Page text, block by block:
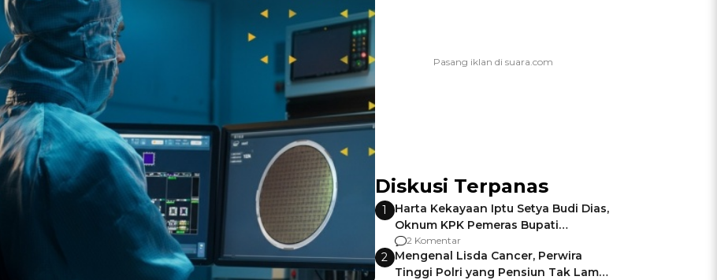
Diskusi Terpanas
1
Harta Kekayaan Iptu Setya Budi Dias,
Oknum KPK Pemeras Bupati
Pemalang
2 Komentar
2 Mengenal Lisda Cancer, Perwira
Tinggi Polri yang Pensiun Tak Lama